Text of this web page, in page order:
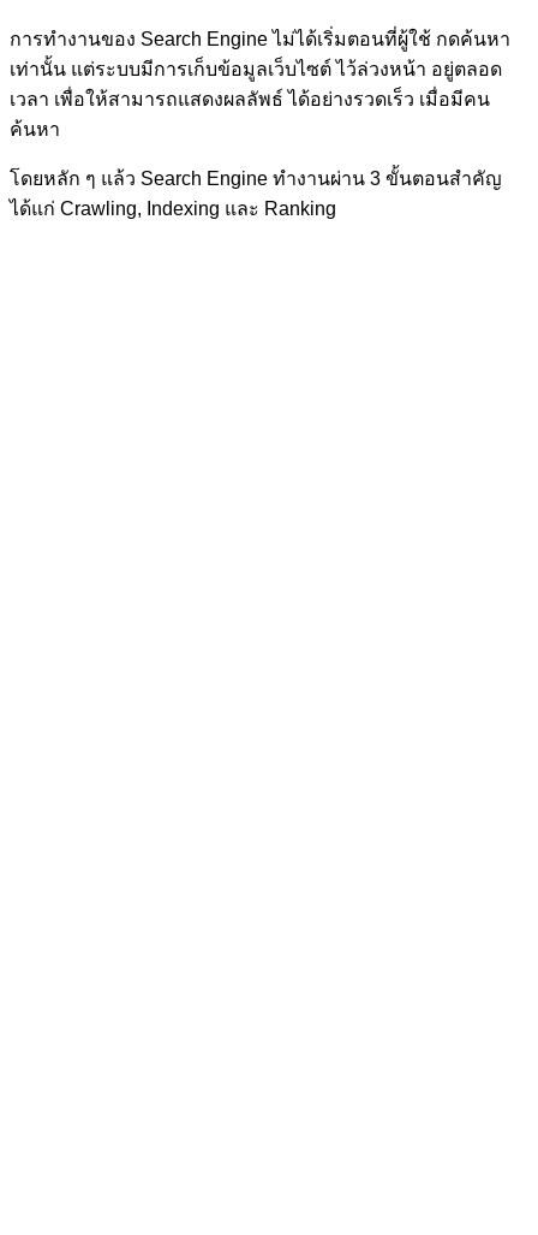
การทำงานของ Search Engine ไม่ได้เริ่มตอนที่ผู้ใช้ กดค้นหา
เท่านั้น แต่ระบบมีการเก็บข้อมูลเว็บไซต์ ไว้ล่วงหน้า อยู่ตลอด
เวลา เพื่อให้สามารถแสดงผลลัพธ์ ได้อย่างรวดเร็ว เมื่อมีคน
ค้นหา
โดยหลัก ๆ แล้ว Search Engine ทำงานผ่าน 3 ขั้นตอนสำคัญ
ได้แก่ Crawling, Indexing และ Ranking